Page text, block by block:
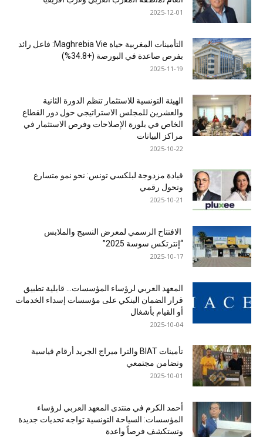
2025-12-01
التأمينات المغربية حياة Maghrebia Vie: فاعل رائد
بفرص صاعدة في البورصة (+34.8%)
2025-11-19
الهيئة التونسية للاستثمار تنظم الدورة الثانية
والعشرين للمجلس الاستراتيجي حول دور القطاع
الخاص في بلورة الإصلاحات وفرص الاستثمار في
مراكز البيانات
2025-10-22
قيادة مزدوجة لبلكسي تونس: نحو نمو متسارع
وتحول رقمي
2025-10-21
الافتتاح الرسمي لمعرض النسيج والملابس
“إنترتكس سوسة 2025”
2025-10-17
المعهد العربي لرؤساء المؤسسات… قابلية تطبيق
قرار الضمان البنكي على مؤسسات إسداء الخدمات
أو القيام بأشغال
2025-10-04
تأمينات BIAT والترا ميراج الجريد أرقام قياسية
وتضامن مجتمعي
2025-10-01
أحمد الكرم في منتدى المعهد العربي لرؤساء
المؤسسات: السياحة التونسية تواجه تحديات جديدة
وتستكشف فرصاً واعدة